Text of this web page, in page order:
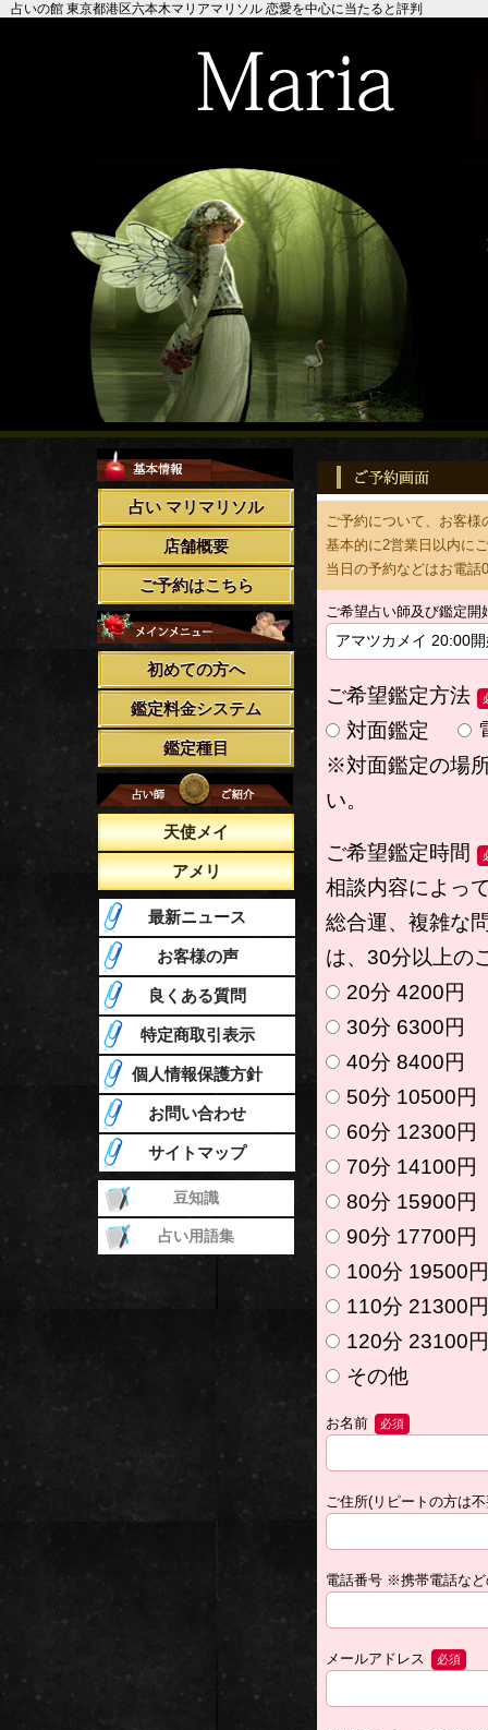
占いの館 東京都港区六本木マリアマリソル 恋愛を中心に当たると評判
占い マリマリソル
店舗概要
ご予約はこちら
初めての方へ
鑑定料金システム
鑑定種目
天使メイ
アメリ
最新ニュース
お客様の声
良くある質問
特定商取引表示
個人情報保護方針
お問い合わせ
サイトマップ
豆知識
占い用語集
ご予約について、お客
基本的に2営業日以内に
当日の予約などはお電話
ご希望占い師及び鑑定開
ご希望鑑定方法
対面鑑定
※対面鑑定の場
い。
ご希望鑑定時間
相談内容によっ
総合運、複雑な
は、30分以上の
20分 4200円
30分 6300円
40分 8400円
50分 10500円
60分 12300円
70分 14100円
80分 15900円
90分 17700円
100分 19500円
110分 21300円
120分 23100円
その他
お名前 必須
ご住所(リピートの方は
電話番号 ※携帯電話な
メールアドレス 必須